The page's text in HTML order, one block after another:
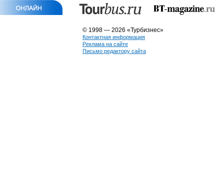
© 1998 — 2026 «Турбизнес»
Контактная информация
Реклама на сайте
Письмо редактору сайта